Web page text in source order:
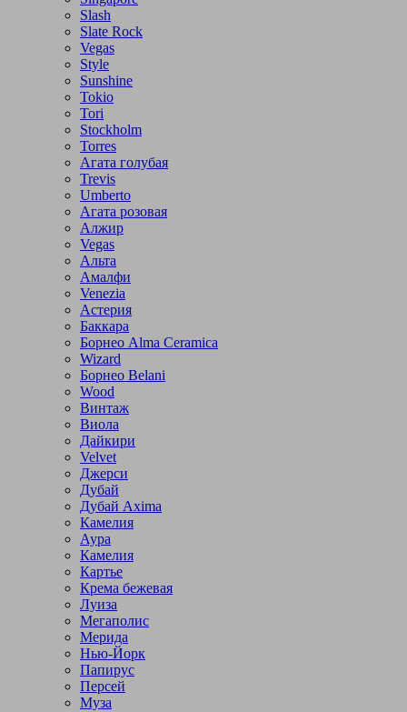
Slash
Slate Rock
Vegas
Style
Sunshine
Tokio
Tori
Stockholm
Torres
Агата голубая
Trevis
Umberto
Агата розовая
Алжир
Vegas
Альта
Амалфи
Venezia
Астерия
Баккара
Борнео Alma Ceramica
Wizard
Борнео Belani
Wood
Винтаж
Виола
Дайкири
Velvet
Джерси
Дубай
Дубай Axima
Камелия
Аура
Камелия
Картье
Крема бежевая
Луиза
Мегаполис
Мерида
Нью-Йорк
Папирус
Персей
Муза